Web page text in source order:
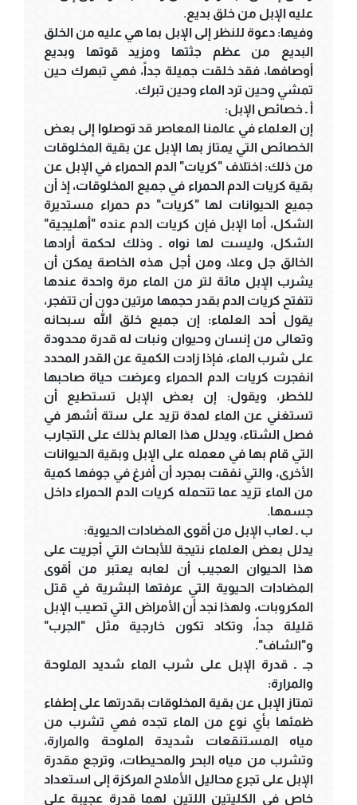
عليه الإبل من خلق بديع.
وفيها: دعوة للنظر إلى الإبل بما هي عليه من الخلق
البديع من عظم جثتها ومزيد قوتها وبديع
أوصافها، فقد خلقت جميلة جداً، فهي تبهرك حين
تمشي وحين ترد الماء وحين تبرك.
أ ـ خصائص الإبل:
إن العلماء في عالمنا المعاصر قد توصلوا إلى بعض
الخصائص التي يمتاز بها الإبل عن بقية المخلوقات
من ذلك: اختلاف "كريات" الدم الحمراء في الإبل عن
بقية كريات الدم الحمراء في جميع المخلوقات، إذ أن
جميع الحيوانات لها "كريات" دم حمراء مستديرة
الشكل، أما الإبل فإن كريات الدم عنده "أهليجية"
الشكل، وليست لها نواه ـ وذلك لحكمة أرادها
الخالق جل وعلا، ومن أجل هذه الخاصة يمكن أن
يشرب الإبل مائة لتر من الماء مرة واحدة عندها
تتفتح كريات الدم بقدر حجمها مرتين دون أن تتفجر،
يقول أحد العلماء: إن جميع خلق الله سبحانه
وتعالى من إنسان وحيوان ونبات له قدرة محدودة
على شرب الماء، فإذا زادت الكمية عن القدر المحدد
انفجرت كريات الدم الحمراء وعرضت حياة صاحبها
للخطر، ويقول: إن بعض الإبل تستطيع أن
تستغني عن الماء لمدة تزيد على ستة أشهر في
فصل الشتاء، ويدلل هذا العالم بذلك على التجارب
التي قام بها في معمله على الإبل وبقية الحيوانات
الأخرى، والتي نفقت بمجرد أن أفرغ في جوفها كمية
من الماء تزيد عما تتحمله كريات الدم الحمراء داخل
جسمها.
ب ـ لعاب الإبل من أقوى المضادات الحيوية:
يدلل بعض العلماء نتيجة للأبحاث التي أجريت على
هذا الحيوان العجيب أن لعابه يعتبر من أقوى
المضادات الحيوية التي عرفتها البشرية في قتل
المكروبات، ولهذا نجد أن الأمراض التي تصيب الإبل
قليلة جداً، وتكاد تكون خارجية مثل "الجرب"
و"الشاف".
جـ ـ قدرة الإبل على شرب الماء شديد الملوحة
والمرارة:
تمتاز الإبل عن بقية المخلوقات بقدرتها على إطفاء
ظمئها بأي نوع من الماء تجده فهي تشرب من
مياه المستنقعات شديدة الملوحة والمرارة،
وتشرب من مياه البحر والمحيطات، وترجع مقدرة
الإبل على تجرع محاليل الأملاح المركزة إلى استعداد
خاص في الكليتين اللتين لهما قدرة عجيبة على